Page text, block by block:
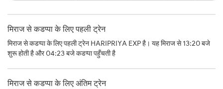
मिराज से कडप्पा के लिए पहली ट्रेन
मिराज से कडप्पा के लिए पहली ट्रेन HARIPRIYA EXP है। यह मिराज से 13:20 बजे
शुरू होती है और 04:23 बजे कडप्पा पहुँचती है
मिराज से कडप्पा के लिए अंतिम ट्रेन